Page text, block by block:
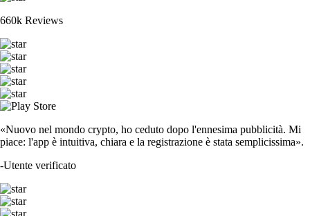
660k Reviews
«Nuovo nel mondo crypto, ho ceduto dopo l'ennesima pubblicità. Mi
piace: l'app è intuitiva, chiara e la registrazione è stata semplicissima».
-Utente verificato